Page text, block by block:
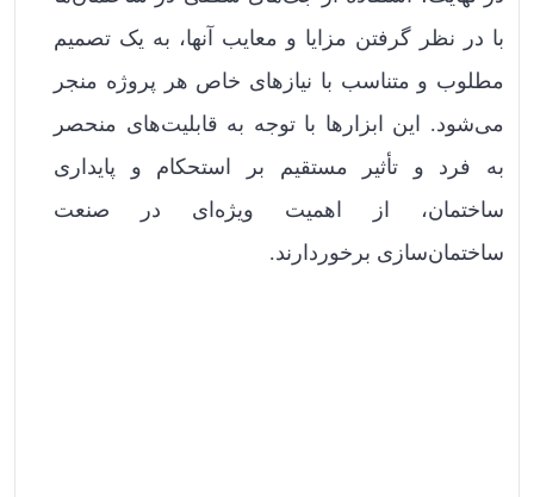
با در نظر گرفتن مزایا و معایب آنها، به یک تصمیم
مطلوب و متناسب با نیازهای خاص هر پروژه منجر
می‌شود. این ابزارها با توجه به قابلیت‌های منحصر
به فرد و تأثیر مستقیم بر استحکام و پایداری
ساختمان، از اهمیت ویژه‌ای در صنعت
ساختمان‌سازی برخوردارند.